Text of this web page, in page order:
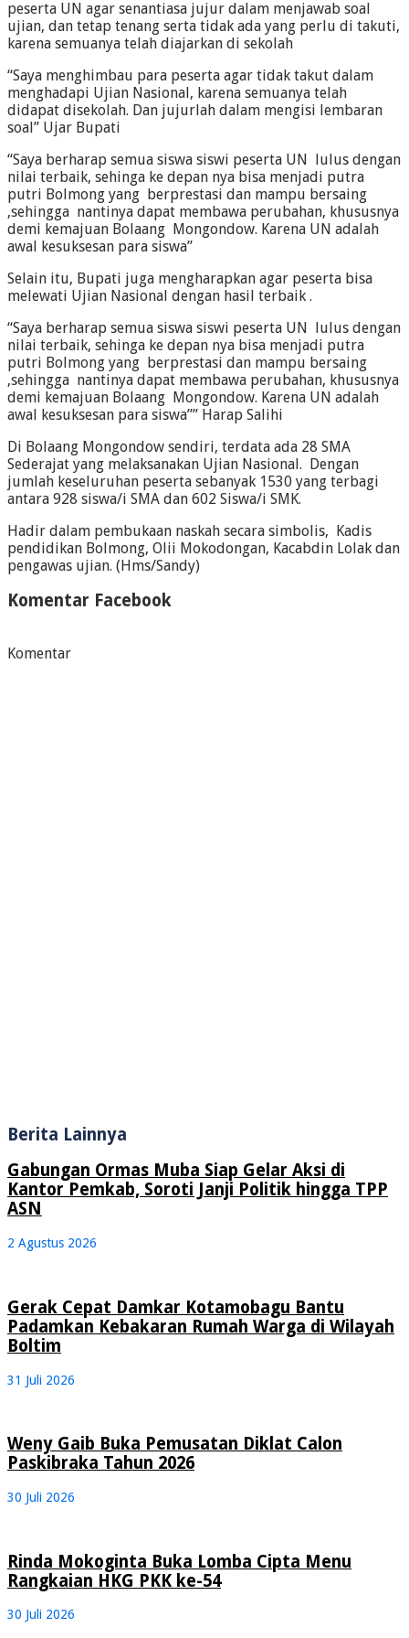
peserta UN agar senantiasa jujur dalam menjawab soal
ujian, dan tetap tenang serta tidak ada yang perlu di takuti,
karena semuanya telah diajarkan di sekolah
“Saya menghimbau para peserta agar tidak takut dalam
menghadapi Ujian Nasional, karena semuanya telah
didapat disekolah. Dan jujurlah dalam mengisi lembaran
soal” Ujar Bupati
“Saya berharap semua siswa siswi peserta UN lulus dengan
nilai terbaik, sehinga ke depan nya bisa menjadi putra
putri Bolmong yang berprestasi dan mampu bersaing
,sehingga nantinya dapat membawa perubahan, khususnya
demi kemajuan Bolaang Mongondow. Karena UN adalah
awal kesuksesan para siswa”
Selain itu, Bupati juga mengharapkan agar peserta bisa
melewati Ujian Nasional dengan hasil terbaik .
“Saya berharap semua siswa siswi peserta UN lulus dengan
nilai terbaik, sehinga ke depan nya bisa menjadi putra
putri Bolmong yang berprestasi dan mampu bersaing
,sehingga nantinya dapat membawa perubahan, khususnya
demi kemajuan Bolaang Mongondow. Karena UN adalah
awal kesuksesan para siswa”” Harap Salihi
Di Bolaang Mongondow sendiri, terdata ada 28 SMA
Sederajat yang melaksanakan Ujian Nasional. Dengan
jumlah keseluruhan peserta sebanyak 1530 yang terbagi
antara 928 siswa/i SMA dan 602 Siswa/i SMK.
Hadir dalam pembukaan naskah secara simbolis, Kadis
pendidikan Bolmong, Olii Mokodongan, Kacabdin Lolak dan
pengawas ujian. (Hms/Sandy)
Komentar Facebook
Komentar
Berita Lainnya
Gabungan Ormas Muba Siap Gelar Aksi di
Kantor Pemkab, Soroti Janji Politik hingga TPP
ASN
2 Agustus 2026
Gerak Cepat Damkar Kotamobagu Bantu
Padamkan Kebakaran Rumah Warga di Wilayah
Boltim
31 Juli 2026
Weny Gaib Buka Pemusatan Diklat Calon
Paskibraka Tahun 2026
30 Juli 2026
Rinda Mokoginta Buka Lomba Cipta Menu
Rangkaian HKG PKK ke-54
30 Juli 2026